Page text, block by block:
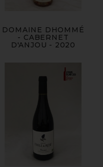
DOMAINE DHOMMÉ
- CABERNET
D'ANJOU - 2020